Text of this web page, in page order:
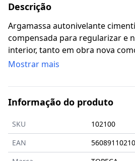
Descrição
Argamassa autonivelante
compensada para regularizar e
interior, tanto em obra nova
Adequado para pavimentos
pessoas (pavimentos
mecânicas). Permite regularizar
de 3 a 10 mm, por camada. Apto
pavimentos com incorporação
NOTA: o Autonivelante Nível P
Mostrar mais
Informação do produto
SKU
102100
EAN